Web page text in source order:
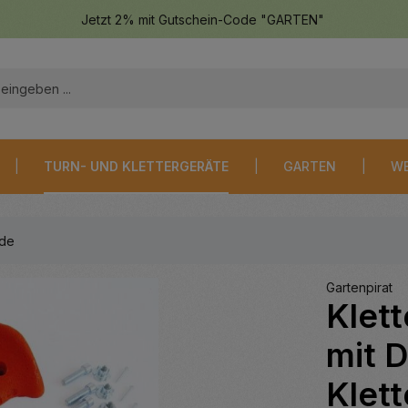
Jetzt 2% mit Gutschein-Code "GARTEN"
TURN- UND KLETTERGERÄTE GARTEN
Gartenpirat
mit